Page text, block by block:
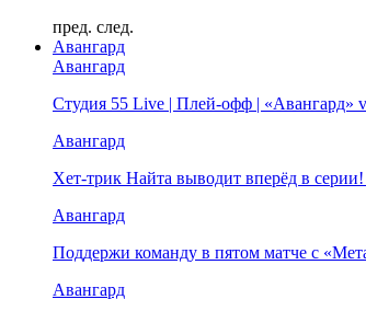
пред. след.
Авангард
Авангард
Студия 55 Live | Плей-офф |
Авангард
Хет-трик Найта выводит вперёд в
Авангард
Поддержи команду в пятом матче с
Авангард